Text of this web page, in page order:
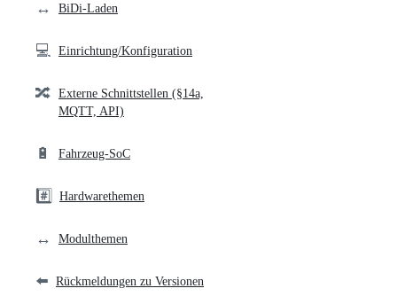
↔️ BiDi-Laden
💻 Einrichtung/Konfiguration
🔀 Externe Schnittstellen (§14a,
MQTT, API)
🔋 Fahrzeug-SoC
#️⃣ Hardwarethemen
↔️ Modulthemen
⬅️ Rückmeldungen zu Versionen